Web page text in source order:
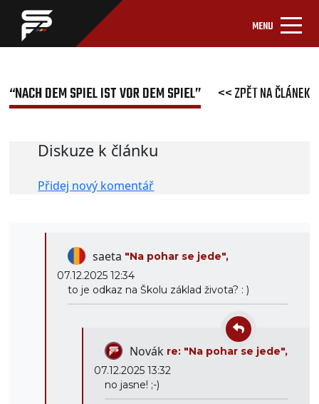
MENU
“NACH DEM SPIEL IST VOR DEM SPIEL” << ZPĚT NA ČLÁNEK
Diskuze k článku
Přidej nový komentář
saeta "Na pohar se jede",
07.12.2025 12:34
to je odkaz na Školu základ života? : )
Novák re: "Na pohar se jede",
07.12.2025 13:32
no jasne! ;-)